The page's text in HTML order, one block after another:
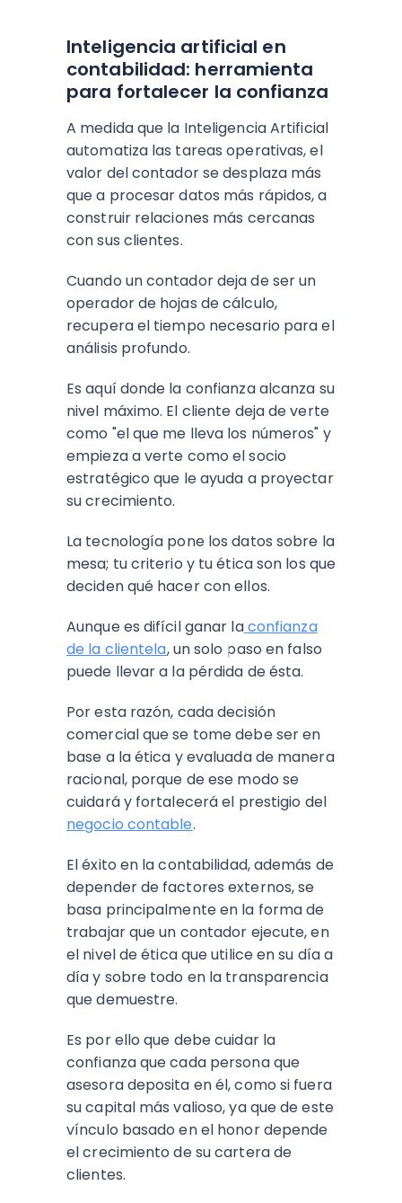
Inteligencia artificial en
contabilidad: herramienta
para fortalecer la confianza
A medida que la Inteligencia Artificial
automatiza las tareas operativas, el
valor del contador se desplaza más
que a procesar datos más rápidos, a
construir relaciones más cercanas
con sus clientes.
Cuando un contador deja de ser un
operador de hojas de cálculo,
recupera el tiempo necesario para el
análisis profundo.
Es aquí donde la confianza alcanza su
nivel máximo. El cliente deja de verte
como "el que me lleva los números" y
empieza a verte como el socio
estratégico que le ayuda a proyectar
su crecimiento.
La tecnología pone los datos sobre la
mesa; tu criterio y tu ética son los que
deciden qué hacer con ellos.
Aunque es difícil ganar laconfianza
de la clientela, un solo paso en falso
puede llevar a la pérdida de ésta.
Por esta razón, cada decisión
comercial que se tome debe ser en
base a la ética y evaluada de manera
racional, porque de ese modo se
cuidará y fortalecerá el prestigio del
negocio contable.
El éxito en la contabilidad, además de
depender de factores externos, se
basa principalmente en la forma de
trabajar que un contador ejecute, en
el nivel de ética que utilice en su día a
día y sobre todo en la transparencia
que demuestre.
Es por ello que debe cuidar la
confianza que cada persona que
asesora deposita en él, como si fuera
su capital más valioso, ya que de este
vínculo basado en el honor depende
el crecimiento de su cartera de
clientes.